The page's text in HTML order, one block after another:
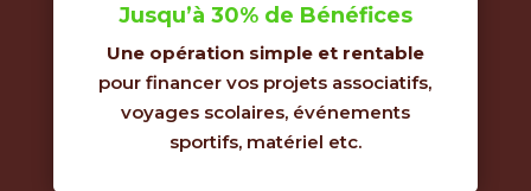
Jusqu’à 30% de Bénéfices
Une opération simple et rentable
pour financer vos projets associatifs,
voyages scolaires, événements
sportifs, matériel etc.